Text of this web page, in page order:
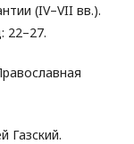
(IV–VII вв.).
22–27.
Газский.